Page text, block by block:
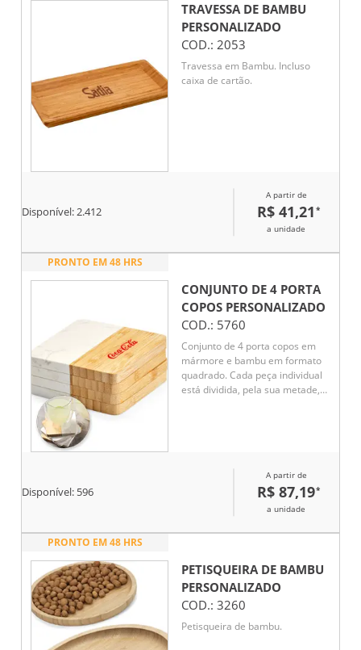
TRAVESSA DE BAMBU
PERSONALIZADO
COD.: 2053
Travessa em Bambu. Incluso
caixa de cartão.
Disponível:2.412
A partir de
R$ 41,21 *
a unidade
PRONTO EM 48 HRS
CONJUNTO DE 4 PORTA
COPOS PERSONALIZADO
COD.: 5760
Conjunto de 4 porta copos em
mármore e bambu em formato
quadrado. Cada peça individual
está dividida, pela sua metade,
nos materiais naturais pode
variar entre produtos. 100 x 100
Disponível: 596
A partir de
R$ 87,19*
a unidade
PRONTO EM 48 HRS
PETISQUEIRA DE BAMBU
PERSONALIZADO
COD.: 3260
Petisqueira de bambu.